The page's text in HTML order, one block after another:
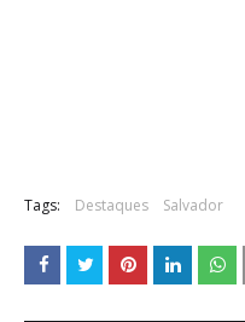
Tags: Destaques Salvador